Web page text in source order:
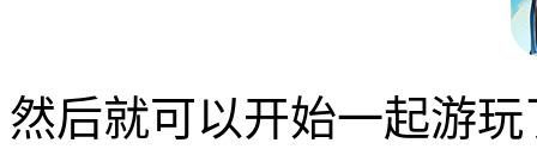
然后就可以开始一起游玩